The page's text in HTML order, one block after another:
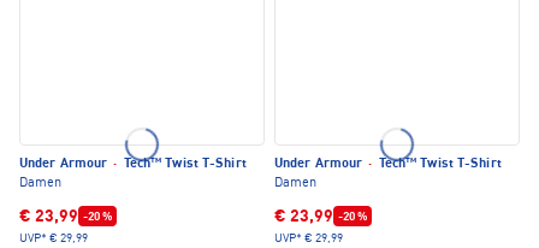
Under Armour ·
Tech™ Twist T-Shirt
Damen
€ 23,99 -20 %
UVP* € 29,99
Under Armour ·
Tech™ Twist T-Shirt
Damen
€ 23,99 -20 %
UVP* € 29,99